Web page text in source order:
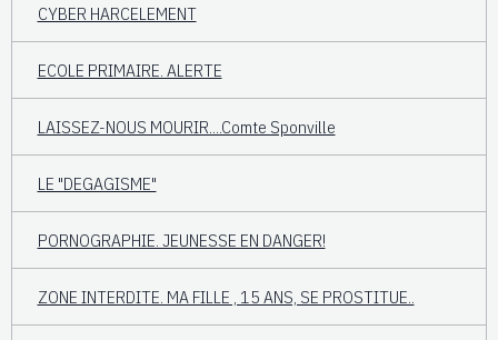
CYBER HARCELEMENT
ECOLE PRIMAIRE. ALERTE
LAISSEZ-NOUS MOURIR....Comte Sponville
LE "DEGAGISME"
PORNOGRAPHIE. JEUNESSE EN DANGER!
ZONE INTERDITE. MA FILLE , 15 ANS, SE PROSTITUE..